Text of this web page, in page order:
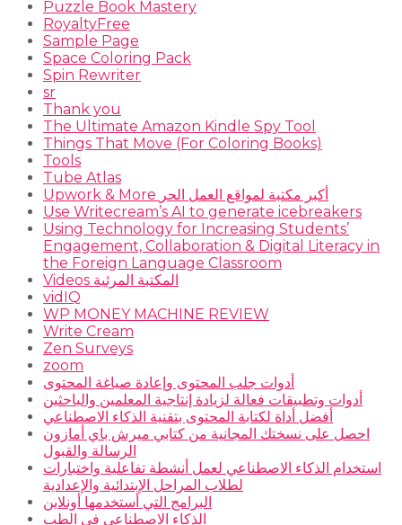
Puzzle Book Mastery
RoyaltyFree
Sample Page
Space Coloring Pack
Spin Rewriter
sr
Thank you
The Ultimate Amazon Kindle Spy Tool
Things That Move (For Coloring Books)
Tools
Tube Atlas
Upwork & More أكبر مكتبة لمواقع العمل الحر
Use Writecream’s AI to generate icebreakers
Using Technology for Increasing Students’
Engagement, Collaboration & Digital Literacy in
the Foreign Language Classroom
Videos المكتبة المرئية
vidIQ
WP MONEY MACHINE REVIEW
Write Cream
Zen Surveys
zoom
أدوات جلب المحتوى وإعادة صياغة المحتوى
أدوات وتطبيقات فعالة لزيادة إنتاجية المعلمين والباحثين
أفضل أداة لكتابة المحتوى بتقنية الذكاء الاصطناعي
احصل على نسختك المجانية من كتابي ميرش باي أمازون
الرسالة والقبول
استخدام الذكاء الاصطناعي لعمل أنشطة تفاعلية واختبارات
لطلاب المراحل الإبتدائية والإعدادية
البرامج التي أستخدمها أونلاين
الذكاء الاصطناعي في الطب